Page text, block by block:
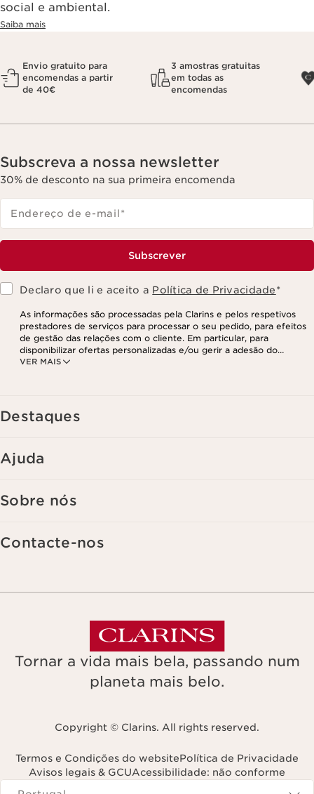
social e ambiental.
Saiba mais
Envio gratuito para
encomendas a partir
de 40€
3 amostras gratuitas
em todas as
encomendas
Subscreva a nossa newsletter
30% de desconto na sua primeira encomenda
Endereço de e-mail*
Subscrever
Declaro que li e aceito a Política de Privacidade*
VER MAIS
As informações são processadas pela Clarins e pelos respetivos
prestadores de serviços para processar o seu pedido, para efeitos
de gestão das relações com o cliente. Em particular, para
disponibilizar ofertas personalizadas e/ou gerir a adesão do
utilizador ao nosso programa de fidelização e para criar o seu
as suas informações, assim como o direito de se opor e impedir o
respetivo processamento. Poderá exercer este direito,
Destaques
Ajuda
Sobre nós
Contacte-nos
Tornar a vida mais bela, passando num
planeta mais belo.
Copyright © Clarins. All rights reserved.
Termos e Condições do websitePolítica de Privacidade
Avisos legais & GCUAcessibilidade: não conforme
Navega para